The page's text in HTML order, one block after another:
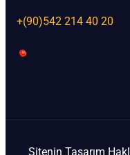
+(90)542 214 40 20
Sitenin Tasarım